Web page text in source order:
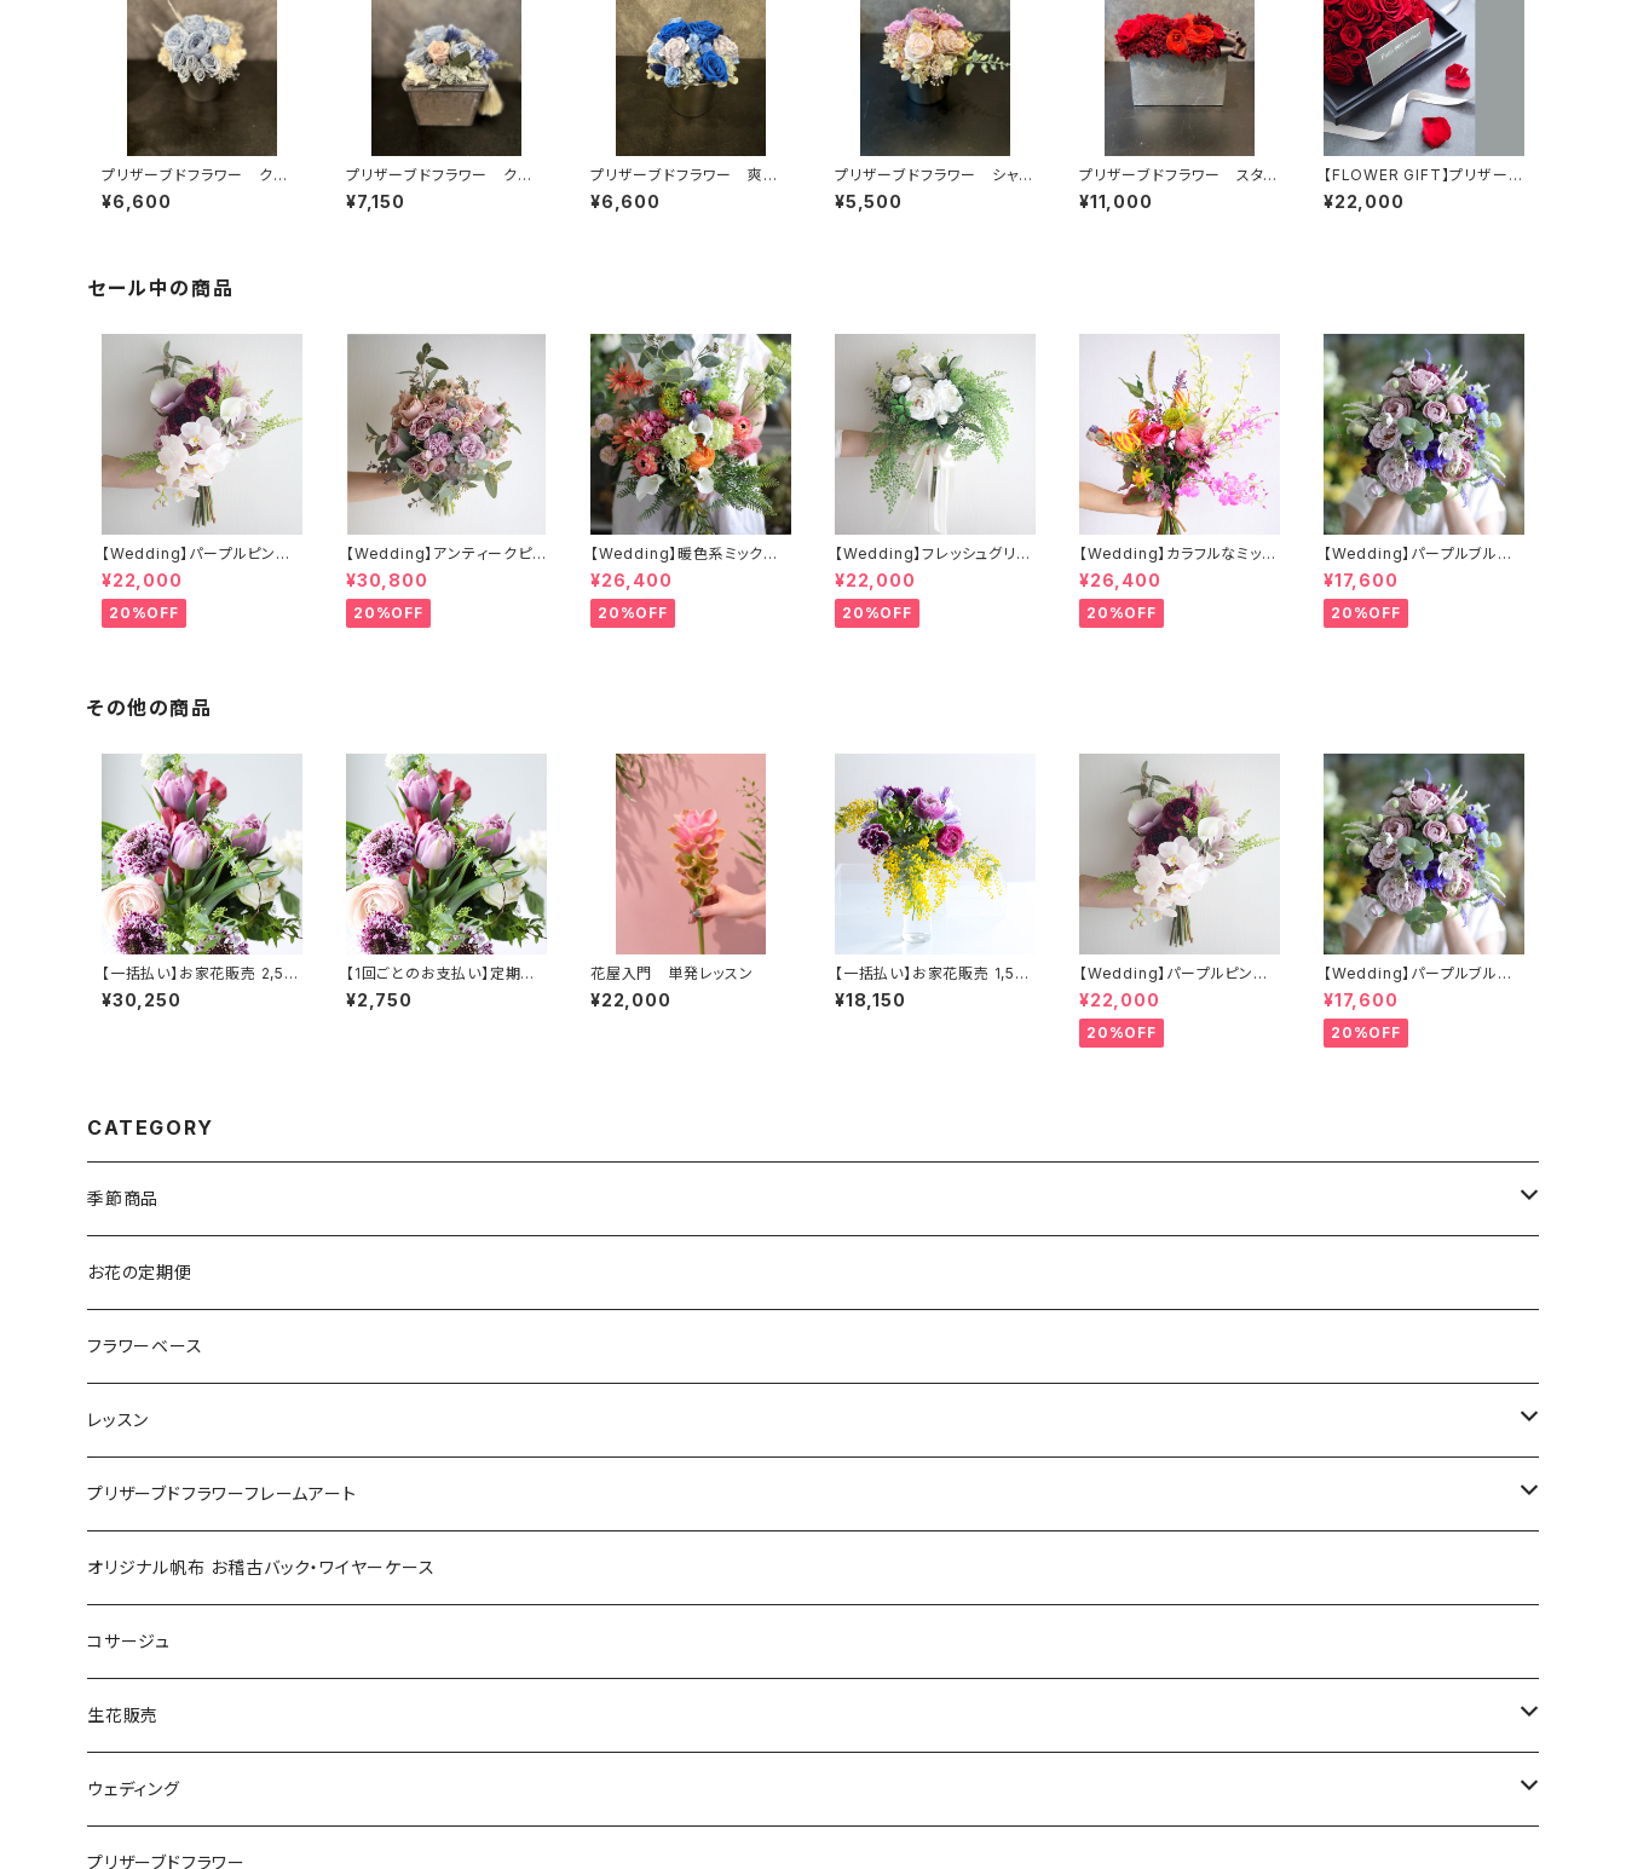
プリザーブドフラワー クー
ル系シャビーなプリアレンジ
¥6,600
プリザーブドフラワー クー
ル系シャビーなプリアレンジ
¥7,150
プリザーブドフラワー 爽や
かブルー系プリアレンジ
¥6,600
プリザーブドフラワー シャビ
ーピンク系プリアレンジ
¥5,500
プリザーブドフラワー スタイ
リッシュな赤バラのアレンジ
¥11,000
【FLOWER GIFT】プリザーブ
ドフラワーボックスM
¥22,000
セール中の商品
【Wedding】パープルピンク
系 胡蝶蘭のクラッチブーケ
&ブートニア
¥22,000
20%OFF
【Wedding】アンティークピン
グ＆ローズのクラッチブーケ&
ブートニア（アーティフィシャル
フラワー）
¥30,800
20%OFF
【Wedding】暖色系ミックス
カラーのクラッチブーケ&ブー
トニア
¥26,400
20%OFF
【Wedding】フレッシュグリー
ンとホワイトのクラッチブーケ
&ブートニア
¥22,000
20%OFF
【Wedding】カラフルなミック
スカラーのクラッチブーケ&ブ
ートニア
¥26,400
20%OFF
【Wedding】パープルブルー
の小花のクラッチブーケ&ブー
トニア（アーティフィシャルフラ
ワー）
¥17,600
20%OFF
その他の商品
【一括払い】お家花販売 2,50
0円コース（月 2回×6ヶ月）※
配送不可商品
¥30,250
【1回ごとのお支払い】定期販
売 2,500円コース（月 2回×6
ヶ月）※ 配送不可商品
¥2,750
花屋入門 単発レッスン
¥22,000
【一括払い】お家花販売 1,50
0円コース（月 2回×6ヶ月）※
配送不可商品
¥18,150
【Wedding】パープルピンク
系 胡蝶蘭のクラッチブーケ
&ブートニア
¥22,000
20%OFF
【Wedding】パープルブルー
の小花のクラッチブーケ&ブー
トニア（アーティフィシャルフラ
ワー）
¥17,600
20%OFF
CATEGORY
季節商品
クリスマス
お正月
母の日
リース
敬老の日
お花の定期便
フラワーベース
レッスン
プリキャン
12回分一括払い
12回分月ごとのお支払い
プリザーブドフラワーフレームアート
プリザーブドキャンバス
プリザーブドピクチャー
オリジナル帆布 お稽古バック・ワイヤーケース
コサージュ
生花販売
ブーケ
アレンジメント
ウェディング
ブーケ
プリザーブドフラワー